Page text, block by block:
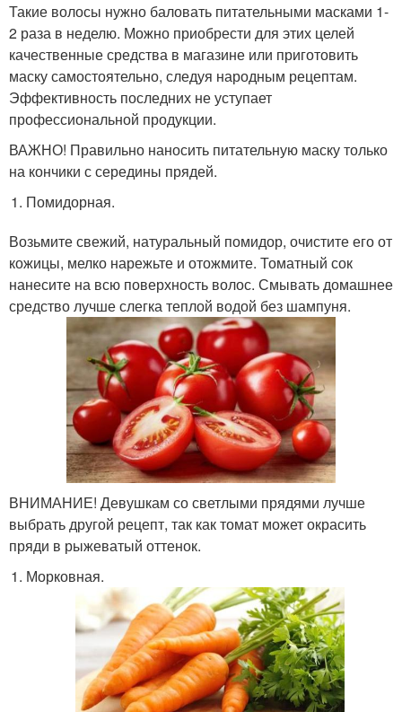
Такие волосы нужно баловать питательными масками 1-
2 раза в неделю. Можно приобрести для этих целей
качественные средства в магазине или приготовить
маску самостоятельно, следуя народным рецептам.
Эффективность последних не уступает
профессиональной продукции.
ВАЖНО! Правильно наносить питательную маску только
на кончики с середины прядей.
Помидорная.
Возьмите свежий, натуральный помидор, очистите его от
кожицы, мелко нарежьте и отожмите. Томатный сок
нанесите на всю поверхность волос. Смывать домашнее
средство лучше слегка теплой водой без шампуня.
ВНИМАНИЕ! Девушкам со светлыми прядями лучше
выбрать другой рецепт, так как томат может окрасить
пряди в рыжеватый оттенок.
Морковная.